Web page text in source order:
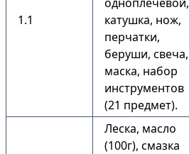
1.1
катушка, нож,
перчатки,
беруши, свеча,
маска, набор
инструментов
(21 предмет).
Леска, масло
(100г), смазка